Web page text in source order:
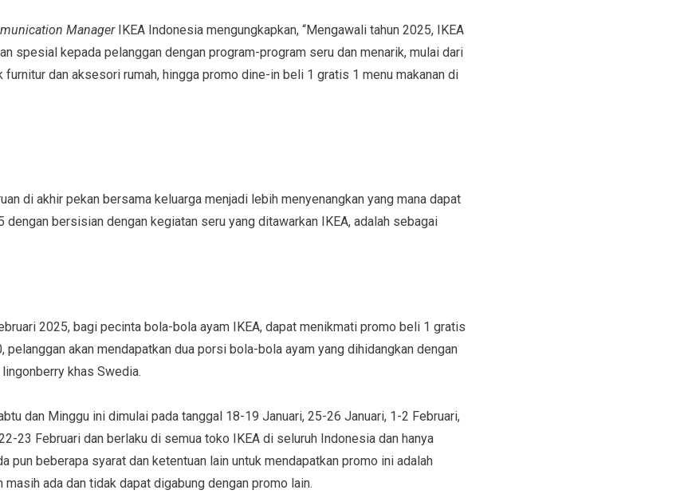
Manager IKEA Indonesia mengungkapkan, “Mengawali tahun 2025, IKEA
spesial kepada pelanggan dengan program-program seru dan menarik, mulai dari
furnitur dan aksesori rumah, hingga promo dine-in beli 1 gratis 1 menu makanan di
di akhir pekan bersama keluarga menjadi lebih menyenangkan yang mana dapat
dengan bersisian dengan kegiatan seru yang ditawarkan IKEA, adalah sebagai
2025, bagi pecinta bola-bola ayam IKEA, dapat menikmati promo beli 1 gratis
pelanggan akan mendapatkan dua porsi bola-bola ayam yang dihidangkan dengan
khas Swedia.
dan Minggu ini dimulai pada tanggal 18-19 Januari, 25-26 Januari, 1-2 Februari,
23 Februari dan berlaku di semua toko IKEA di seluruh Indonesia dan hanya
pun beberapa syarat dan ketentuan lain untuk mendapatkan promo ini adalah
ada dan tidak dapat digabung dengan promo lain.